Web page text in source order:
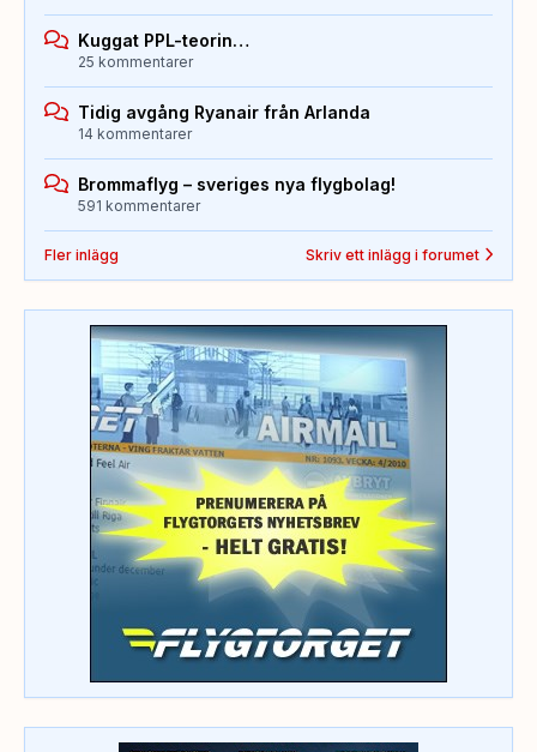
Kuggat PPL-teorin…
25 kommentarer
Tidig avgång Ryanair från Arlanda
14 kommentarer
Brommaflyg – sveriges nya flygbolag!
591 kommentarer
Fler inlägg Skriv ett inlägg i forumet